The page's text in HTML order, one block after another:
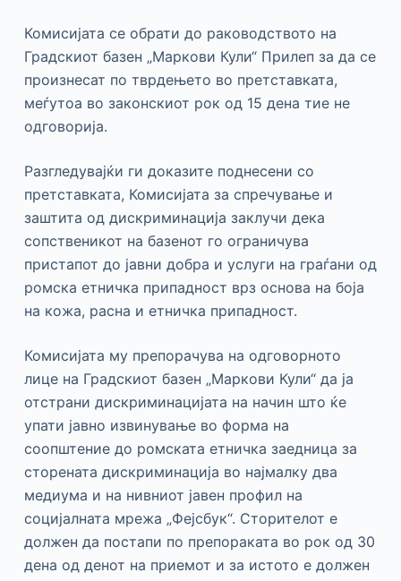
Комисијата се обрати до раководството на
Градскиот базен „Маркови Кули“ Прилеп за да се
произнесат по тврдењето во претставката,
меѓутоа во законскиот рок од 15 дена тие не
одговорија.
Разгледувајќи ги доказите поднесени со
претставката, Комисијата за спречување и
заштита од дискриминација заклучи дека
сопственикот на базенот го ограничува
пристапот до јавни добра и услуги на граѓани од
ромска етничка припадност врз основа на боја
на кожа, расна и етничка припадност.
Комисијата му препорачува на одговорното
лице на Градскиот базен „Маркови Кули“ да ја
отстрани дискриминацијата на начин што ќе
упати јавно извинување во форма на
соопштение до ромската етничка заедница за
сторената дискриминација во најмалку два
медиума и на нивниот јавен профил на
социјалната мрежа „Фејсбук“. Сторителот е
должен да постапи по препораката во рок од 30
дена од денот на приемот и за истото е должен